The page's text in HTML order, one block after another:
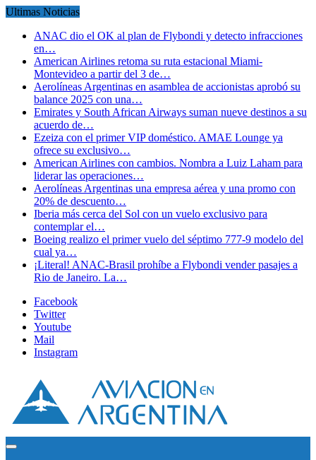
Ultimas Noticias
ANAC dio el OK al plan de Flybondi y detecto infracciones
en…
American Airlines retoma su ruta estacional Miami-
Montevideo a partir del 3 de…
Aerolíneas Argentinas en asamblea de accionistas aprobó su
balance 2025 con una…
Emirates y South African Airways suman nueve destinos a su
acuerdo de…
Ezeiza con el primer VIP doméstico. AMAE Lounge ya
ofrece su exclusivo…
American Airlines con cambios. Nombra a Luiz Laham para
liderar las operaciones…
Aerolíneas Argentinas una empresa aérea y una promo con
20% de descuento…
Iberia más cerca del Sol con un vuelo exclusivo para
contemplar el…
Boeing realizo el primer vuelo del séptimo 777-9 modelo del
cual ya…
¡Literal! ANAC-Brasil prohíbe a Flybondi vender pasajes a
Rio de Janeiro. La…
Facebook
Twitter
Youtube
Mail
Instagram